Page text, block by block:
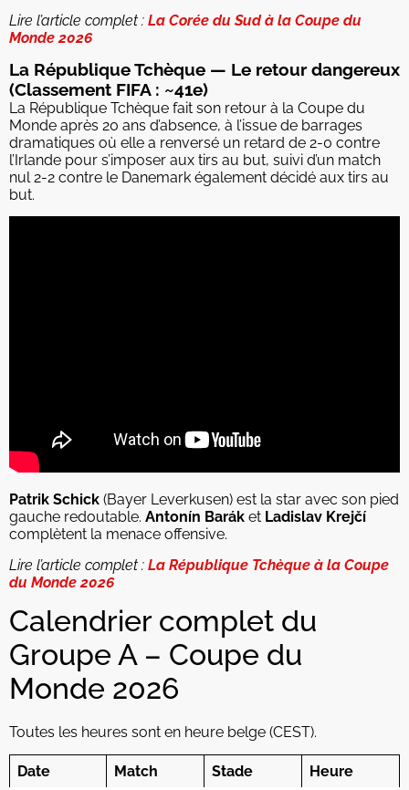
Lire l’article complet : La Corée du Sud à la Coupe du
Monde 2026
La République Tchèque — Le retour dangereux
(Classement FIFA : ~41e)
La République Tchèque fait son retour à la Coupe du
Monde après 20 ans d’absence, à l’issue de barrages
dramatiques où elle a renversé un retard de 2-0 contre
l’Irlande pour s’imposer aux tirs au but, suivi d’un match
nul 2-2 contre le Danemark également décidé aux tirs au
but.
Patrik Schick (Bayer Leverkusen) est la star avec son pied
gauche redoutable. Antonín Barák et Ladislav Krejčí
complètent la menace offensive.
Lire l’article complet : La République Tchèque à la Coupe
du Monde 2026
Calendrier complet du
Groupe A – Coupe du
Monde 2026
Toutes les heures sont en heure belge (CEST).
Date Match Stade Heure